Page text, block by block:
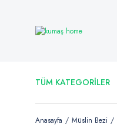
TÜM KATEGORİLER
Anasayfa Müslin Bezi